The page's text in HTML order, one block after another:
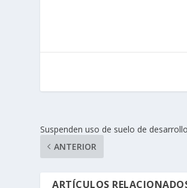
Suspenden uso de suelo de
ANTERIOR
ARTÍCULOS